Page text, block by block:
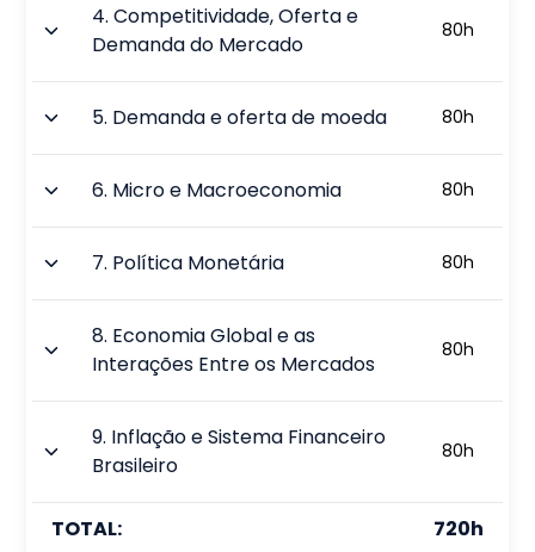
4.Competitividade, Oferta e
Demanda do Mercado
80h
5. Demanda e oferta de moeda 80h
6. Micro e Macroeconomia 80h
7. Política Monetária 80h
8. Economia Global e as
Interações Entre os Mercados
80h
9. Inflação e Sistema Financeiro
Brasileiro
80h
TOTAL: 720h